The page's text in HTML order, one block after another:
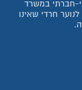
חברתי במשרד
חרדי שאינו